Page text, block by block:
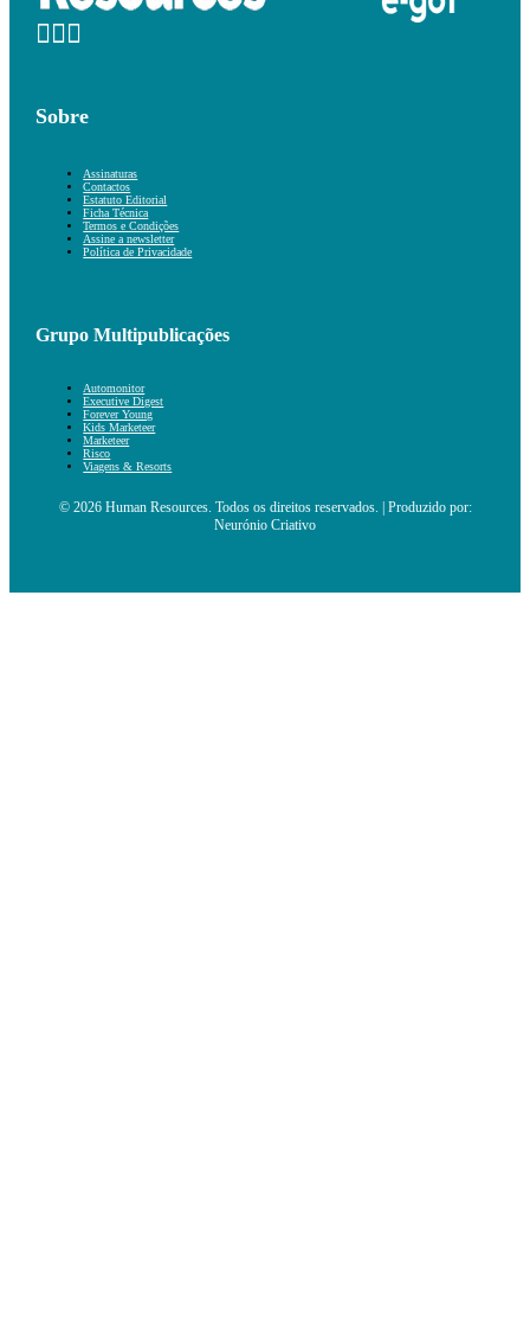
Sobre
Assinaturas
Contactos
Estatuto Editorial
Ficha Técnica
Termos e Condições
Assine a newsletter
Política de Privacidade
Grupo Multipublicações
Automonitor
Executive Digest
Forever Young
Kids Marketeer
Marketeer
Risco
Viagens & Resorts
© 2026 Human Resources. Todos os direitos reservados. | Produzido por:
Neurónio Criativo